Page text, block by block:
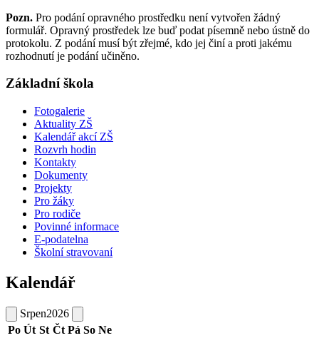
Pozn. Pro podání opravného prostředku není vytvořen žádný
formulář. Opravný prostředek lze buď podat písemně nebo ústně do
protokolu. Z podání musí být zřejmé, kdo jej činí a proti jakému
rozhodnutí je podání učiněno.
Základní škola
Fotogalerie
Aktuality ZŠ
Kalendář akcí ZŠ
Rozvrh hodin
Kontakty
Dokumenty
Projekty
Pro žáky
Pro rodiče
Povinné informace
E-podatelna
Školní stravovaní
Kalendář
Srpen2026
Po Út St Čt Pá So Ne